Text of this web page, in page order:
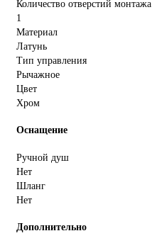
Количество отверстий монтажа
1
Материал
Латунь
Тип управления
Рычажное
Цвет
Хром
Оснащение
Ручной душ
Нет
Шланг
Нет
Дополнительно